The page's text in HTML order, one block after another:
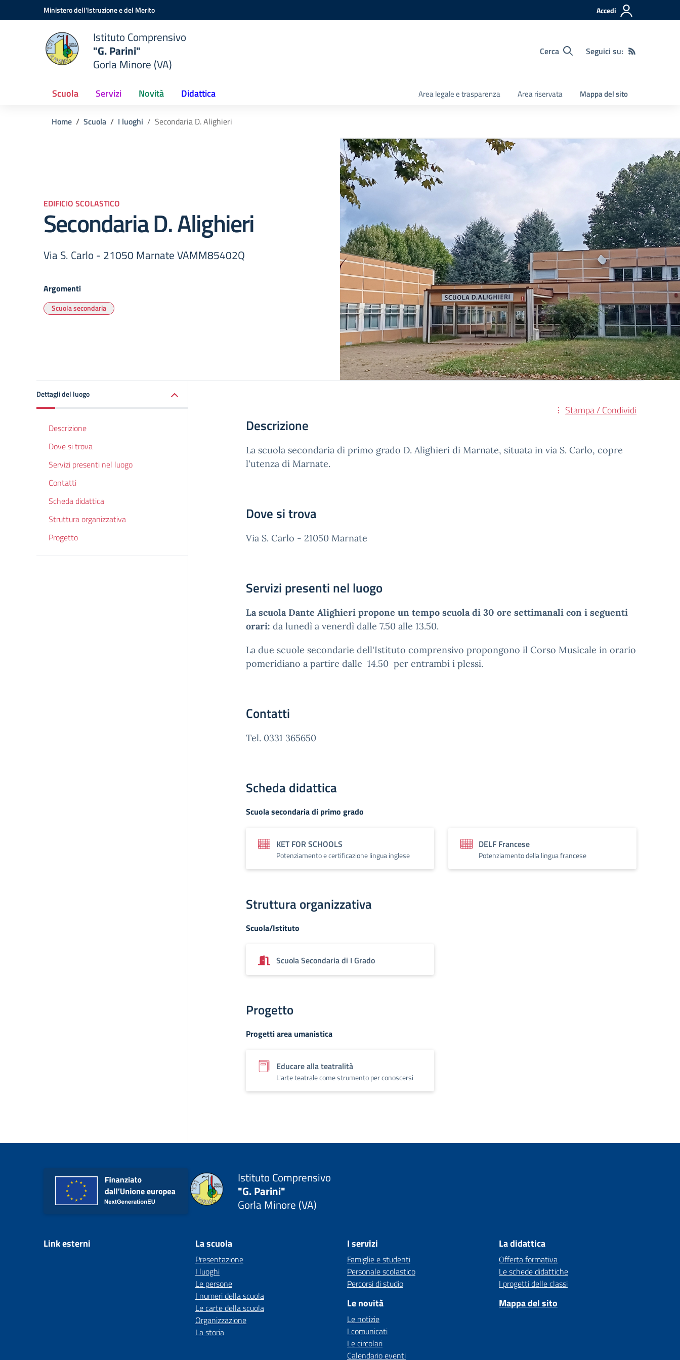
Vai ai contenuti
Vai al menu di navigazioneMinistero dell'Istruzione e del Merito Accedi
Istituto Comprensivo
"G. Parini"
Gorla Minore (VA)
Cerca Seguici su:
Scuola Servizi Novità Didattica Area legale e trasparenza Area riservata Mappa del sito
Home Scuola I luoghi Secondaria D. Alighieri
EDIFICIO SCOLASTICO
Secondaria D. Alighieri
Via S. Carlo - 21050 Marnate VAMM85402Q
Argomenti
Scuola secondaria
Dettagli del luogo
Descrizione
Dove si trova
Servizi presenti nel luogo
Contatti
Scheda didattica
Struttura organizzativa
Progetto
Stampa / Condividi
Descrizione
La scuola secondaria di primo grado D. Alighieri di Marnate, situata in via S. Carlo, copre
l'utenza di Marnate.
Dove si trova
Via S. Carlo - 21050 Marnate
Servizi presenti nel luogo
La scuola Dante Alighieri propone un tempo scuola di 30 ore settimanali con i seguenti
orari: da lunedì a venerdì dalle 7.50 alle 13.50.
La due scuole secondarie dell'Istituto comprensivo propongono il Corso Musicale in orario
pomeridiano a partire dalle 14.50 per entrambi i plessi.
Contatti
Tel. 0331 365650
Scheda didattica
Scuola secondaria di primo grado
KET FOR SCHOOLS
Potenziamento e certificazione lingua inglese
DELF Francese
Potenziamento della lingua francese
Struttura organizzativa
Scuola/Istituto
Scuola Secondaria di I Grado
Progetto
Progetti area umanistica
Educare alla teatralità
L'arte teatrale come strumento per conoscersi
Istituto Comprensivo
"G. Parini"
Gorla Minore (VA)
Link esterni La scuola
Presentazione
I luoghi
Le persone
I numeri della scuola
Le carte della scuola
Organizzazione
La storia
I servizi
Famiglie e studenti
Personale scolastico
Percorsi di studio
Le novità
Le notizie
I comunicati
Le circolari
Calendario eventi
La didattica
Offerta formativa
Le schede didattiche
I progetti delle classi
Mappa del sito